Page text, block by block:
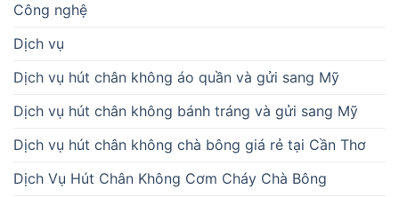
Công nghệ
Dịch vụ
Dịch vụ hút chân không áo quần và gửi sang Mỹ
Dịch vụ hút chân không bánh tráng và gửi sang Mỹ
Dịch vụ hút chân không chà bông giá rẻ tại Cần Thơ
Dịch Vụ Hút Chân Không Cơm Cháy Chà Bông